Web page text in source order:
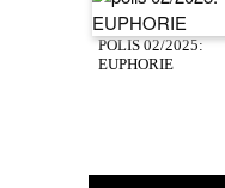
POLIS 02/2025:
EUPHORIE